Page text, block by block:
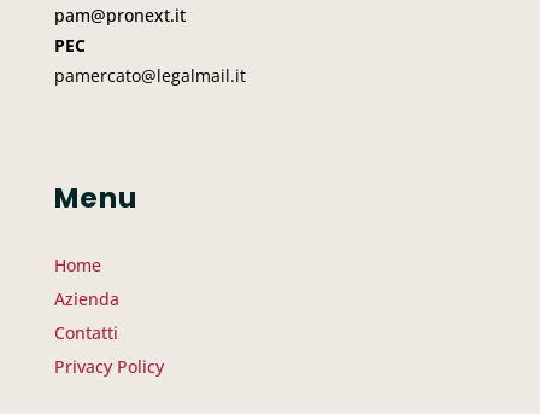
pam@pronext.it
PEC
pamercato@legalmail.it
Menu
Home
Azienda
Contatti
Privacy Policy